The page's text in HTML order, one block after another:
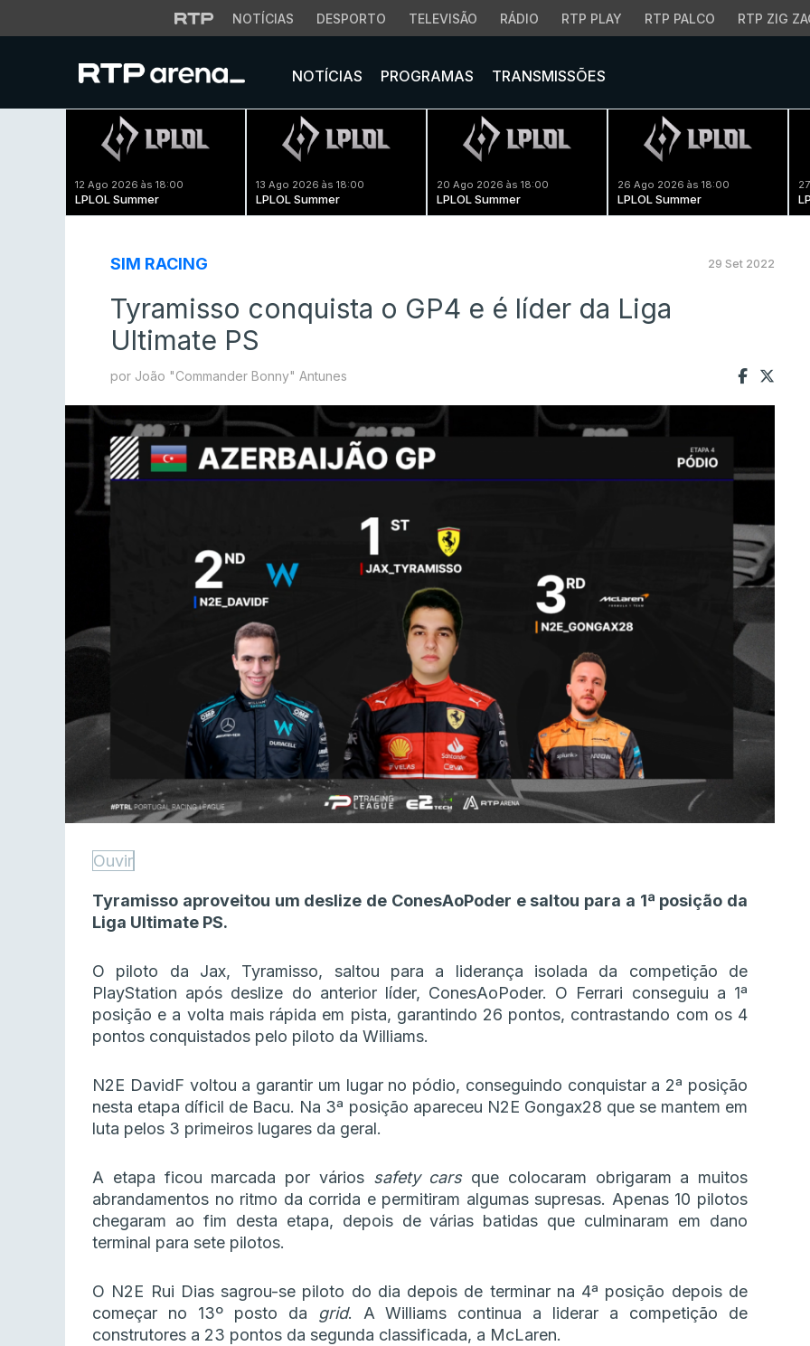
NOTÍCIAS DESPORTO TELEVISÃO RÁDIO RTP PLAY RTP PALCO RTP ZIG
NOTÍCIAS PROGRAMAS TRANSMISSÕES
12 Ago 2026 às 18:00
LPLOL Summer
13 Ago 2026 às 18:00
LPLOL Summer
20 Ago 2026 às 18:00
LPLOL Summer
26 Ago 2026 às 18:00
LPLOL Summer
SIM RACING 29 Set 2022
Tyramisso conquista o GP4 e é líder da Liga
Ultimate PS
por João "Commander Bonny" Antunes
Ouvir
Tyramisso aproveitou um deslize de ConesAoPoder e saltou para a 1ª posição da
Liga Ultimate PS.
O piloto da Jax, Tyramisso, saltou para a liderança isolada da competição de
PlayStation após deslize do anterior líder, ConesAoPoder. O Ferrari conseguiu a 1ª
posição e a volta mais rápida em pista, garantindo 26 pontos, contrastando com os 4
pontos conquistados pelo piloto da Williams.
N2E DavidF voltou a garantir um lugar no pódio, conseguindo conquistar a 2ª posição
nesta etapa díficil de Bacu. Na 3ª posição apareceu N2E Gongax28 que se mantem em
luta pelos 3 primeiros lugares da geral.
A etapa ficou marcada por vários safety carsque colocaram obrigaram a muitos
abrandamentos no ritmo da corrida e permitiram algumas supresas. Apenas 10 pilotos
chegaram ao fim desta etapa, depois de várias batidas que culminaram em dano
terminal para sete pilotos.
O N2E Rui Dias sagrou-se piloto do dia depois de terminar na 4ª posição depois de
começar no 13º posto da
grid. A Williams continua a liderar a competição de
construtores a 23 pontos da segunda classificada, a McLaren.